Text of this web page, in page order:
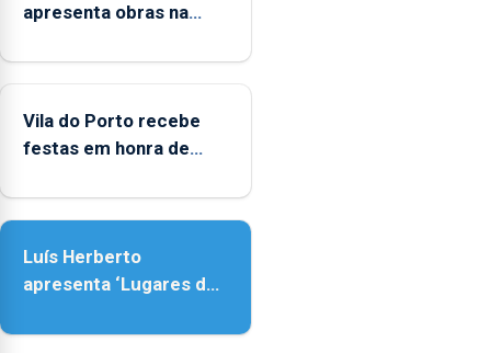
apresenta obras na
Porto
Vila do Porto recebe
festas em honra de
Assunção
Luís Herberto
apresenta ‘Lugares da